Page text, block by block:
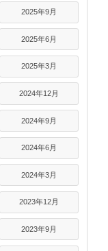
2025年9月
2025年6月
2025年3月
2024年12月
2024年9月
2024年6月
2024年3月
2023年12月
2023年9月